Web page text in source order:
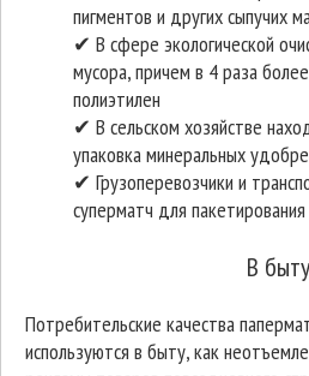
пигментов и других сыпучих
✔ В сфере экологической
мусора, причем в 4 раза
полиэтилен
✔ В сельском хозяйстве
упаковка минеральных
✔ Грузоперевозчики и
суперматч для
В быту
Потребительские качества
используются в быту, как